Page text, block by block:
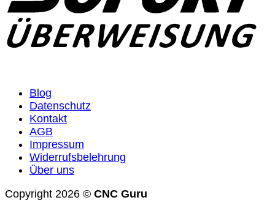
Blog
Datenschutz
Kontakt
AGB
Impressum
Widerrufsbelehrung
Über uns
Copyright 2026 © CNC Guru